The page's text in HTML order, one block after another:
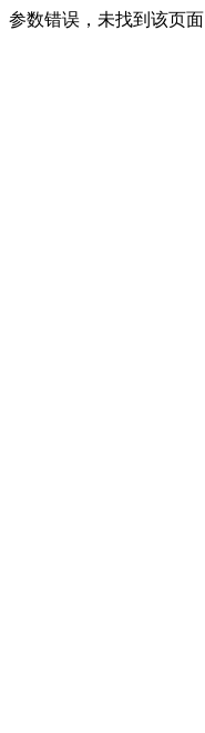
参数错误，未找到该页面